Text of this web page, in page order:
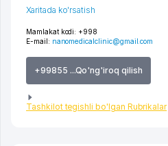
Mamlakat kodi: +998
E-mail: nanomedicalclinic@gmail.com
+99855 ...Qo'ng'iroq qilish
Tashkilot tegishli bo'lgan Rubrikalar
Xaritada ko'rsatish